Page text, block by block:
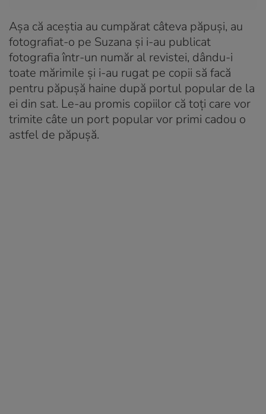
Așa că aceștia au cumpărat câteva păpuși, au
fotografiat-o pe Suzana și i-au publicat
fotografia într-un număr al revistei, dându-i
toate mărimile și i-au rugat pe copii să facă
pentru păpușă haine după portul popular de la
ei din sat. Le-au promis copiilor că toți care vor
trimite câte un port popular vor primi cadou o
astfel de păpușă.